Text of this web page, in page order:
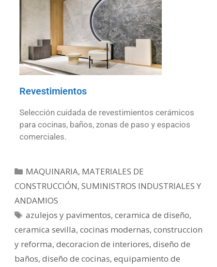
Revestimientos
Selección cuidada de revestimientos cerámicos
para cocinas, baños, zonas de paso y espacios
comerciales.
MAQUINARIA, MATERIALES DE
CONSTRUCCIÓN, SUMINISTROS INDUSTRIALES Y
ANDAMIOS
azulejos y pavimentos,ceramica de diseño,
ceramica sevilla, cocinas modernas, construccion
y reforma, decoracion de interiores, diseño de
baños, diseño de cocinas, equipamiento de